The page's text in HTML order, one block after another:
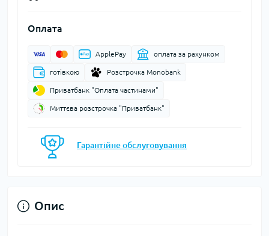
Оплата
ApplePay оплата за рахунком
готівкою Розстрочка Monobank
Приватбанк "Оплата частинами"
Миттєва розстрочка "Приватбанк"
Гарантійне обслуговування
Опис